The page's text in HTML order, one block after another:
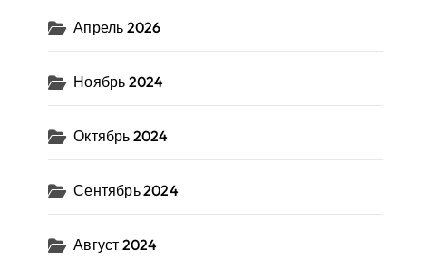
Апрель 2026
Ноябрь 2024
Октябрь 2024
Сентябрь 2024
Август 2024